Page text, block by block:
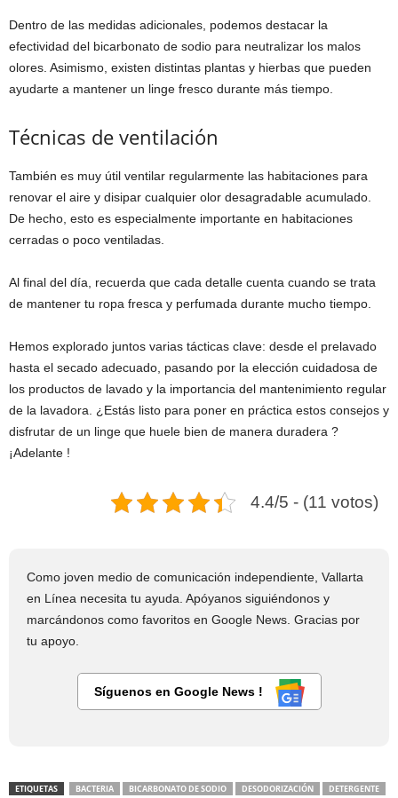
Dentro de las medidas adicionales, podemos destacar la
efectividad del bicarbonato de sodio para neutralizar los malos
olores. Asimismo, existen distintas plantas y hierbas que pueden
ayudarte a mantener un linge fresco durante más tiempo.
Técnicas de ventilación
También es muy útil ventilar regularmente las habitaciones para
renovar el aire y disipar cualquier olor desagradable acumulado.
De hecho, esto es especialmente importante en habitaciones
cerradas o poco ventiladas.
Al final del día, recuerda que cada detalle cuenta cuando se trata
de mantener tu ropa fresca y perfumada durante mucho tiempo.
Hemos explorado juntos varias tácticas clave: desde el prelavado
hasta el secado adecuado, pasando por la elección cuidadosa de
los productos de lavado y la importancia del mantenimiento regular
de la lavadora. ¿Estás listo para poner en práctica estos consejos y
disfrutar de un linge que huele bien de manera duradera ?
¡Adelante !
4.4/5 - (11 votos)
Como joven medio de comunicación independiente, Vallarta
en Línea necesita tu ayuda. Apóyanos siguiéndonos y
marcándonos como favoritos en Google News. Gracias por
tu apoyo.
Síguenos en Google News !
ETIQUETAS BACTERIA BICARBONATO DE SODIO DESODORIZACIÓN DETERGENTE